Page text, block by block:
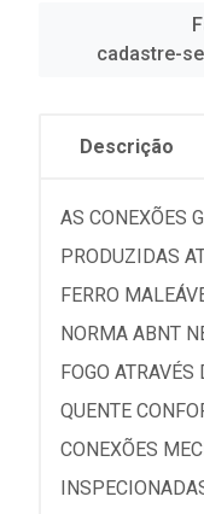
cadastre-
Descrição
AS CONEXÕES
PRODUZIDAS
FERRO
NORMA ABNT
FOGO
QUENTE
CONEXÕES